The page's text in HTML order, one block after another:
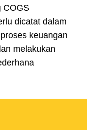
COGS
dicatat dalam
keuangan
melakukan